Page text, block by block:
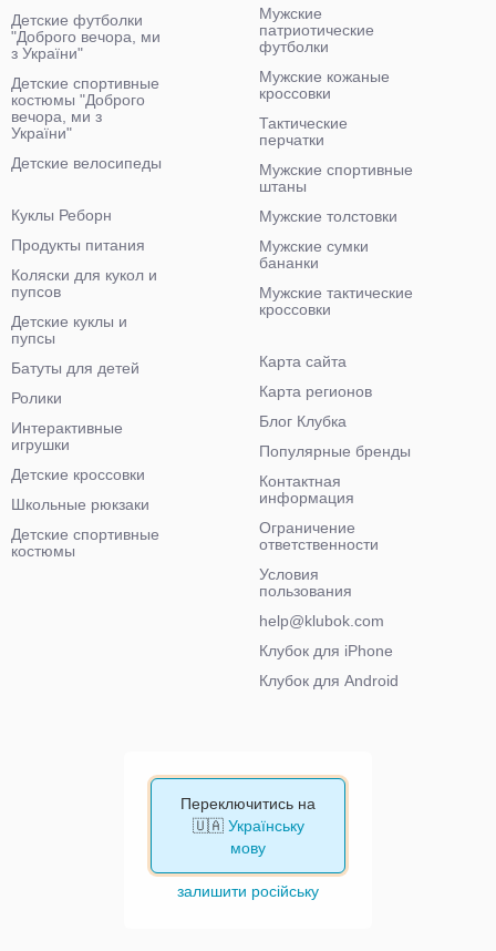
Детские футболки
"Доброго вечора, ми
з України"
Детские спортивные
костюмы "Доброго
вечора, ми з
України"
Детские велосипеды
Мужские
патриотические
футболки
Мужские кожаные
кроссовки
Тактические
перчатки
Мужские спортивные
штаны
Мужские толстовки
Мужские сумки
бананки
Мужские тактические
кроссовки
Куклы Реборн
Продукты питания
Коляски для кукол и
пупсов
Детские куклы и
пупсы
Батуты для детей
Ролики
Интерактивные
игрушки
Детские кроссовки
Школьные рюкзаки
Детские спортивные
костюмы
Карта сайта
Карта регионов
Блог Клубка
Популярные бренды
Контактная
информация
Ограничение
ответственности
Условия
пользования
help@klubok.com
Клубок для iPhone
Клубок для Android
Переключитись на
🇺🇦 Українську
мову
залишити російську